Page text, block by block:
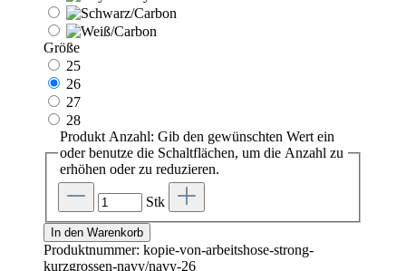
Größe
25
26
27
28
Produkt Anzahl: Gib den gewünschten Wert ein
oder benutze die Schaltflächen, um die Anzahl zu
erhöhen oder zu reduzieren.
Stk
In den Warenkorb
Produktnummer: kopie-von-arbeitshose-strong-
kurzgrossen-navy/navy-26